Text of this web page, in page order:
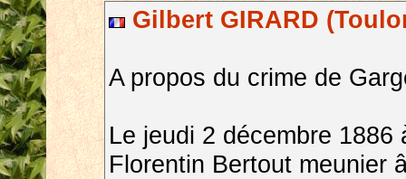
Gilbert GIRARD
A propos du crime de
Le jeudi 2 décembre
Florentin Bertout meunier